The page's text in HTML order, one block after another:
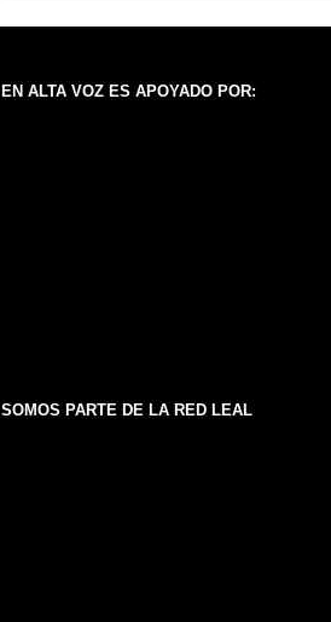
EN ALTA VOZ ES APOYADO POR:
SOMOS PARTE DE LA RED LEAL